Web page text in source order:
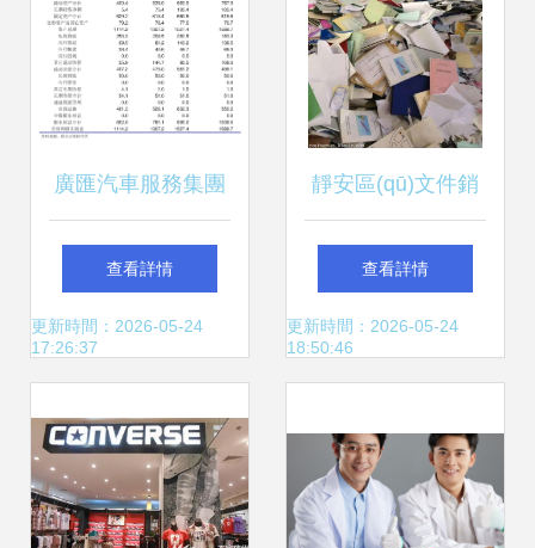
廣匯汽車服務集團
股份公司關于2024
年2月為下屬子公
公告
查看詳情
更新時間：2026-05-24
17:26:37
靜安區(qū)文件銷
毀與舊物回收 優
(yōu)化倉儲空間，
配置
查看詳情
更新時間：2026-05-24
18:50:46